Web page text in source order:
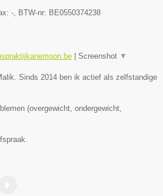
-, BTW-nr: BE0550374238
Screenshot ▼
Sinds 2014 ben ik actief als zelfstandige
(overgewicht, ondergewicht,